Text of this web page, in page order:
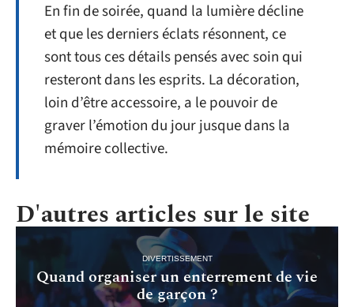
En fin de soirée, quand la lumière décline
et que les derniers éclats résonnent, ce
sont tous ces détails pensés avec soin qui
resteront dans les esprits. La décoration,
loin d’être accessoire, a le pouvoir de
graver l’émotion du jour jusque dans la
mémoire collective.
D'autres articles sur le site
DIVERTISSEMENT
Quand organiser un enterrement de vie
de garçon ?